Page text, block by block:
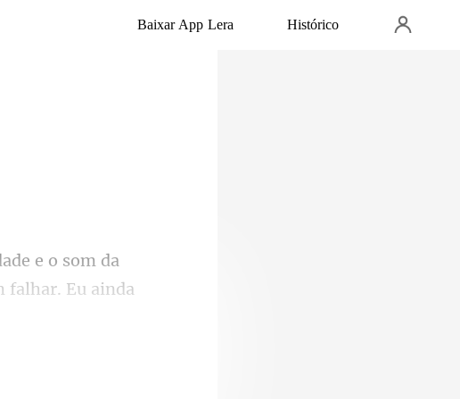
Baixar App Lera Histórico
falhar. Eu ainda